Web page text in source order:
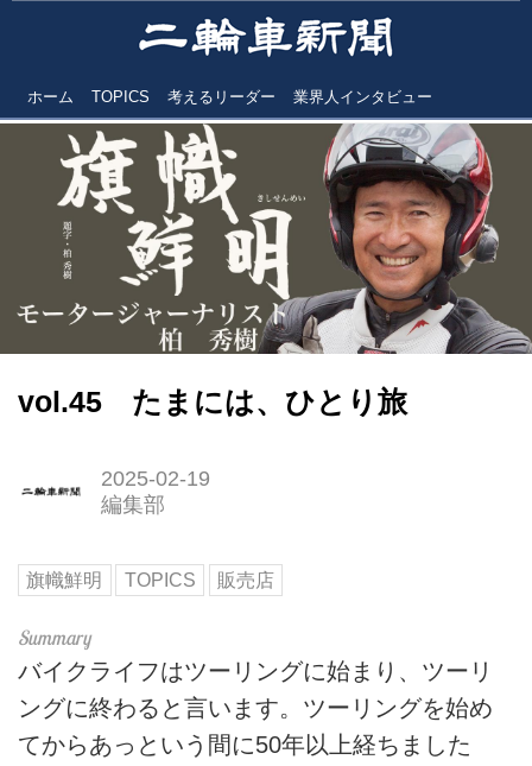
ホーム TOPICS 考えるリーダー 業界人インタビュー
vol.45 たまには、ひとり旅
2025-02-19
編集部
旗幟鮮明 TOPICS 販売店
バイクライフはツーリングに始まり、ツーリ
ングに終わると言います。ツーリングを始め
てからあっという間に50年以上経ちました